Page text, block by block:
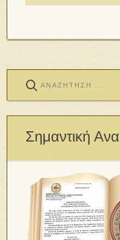
Σημαντική